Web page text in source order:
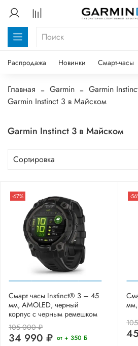
Распродажа Новинки Смарт-часы
Главная Garmin
Garmin
Garmin Instinct 3 в Майском
Garmin Instinct 3 в Майском
-67%
Смарт часы Instinct® 3 – 45
мм, AMOLED, черный
корпус с черным ремешком
105 000 ₽
34 990 ₽ от + 350 Б
-
мм,